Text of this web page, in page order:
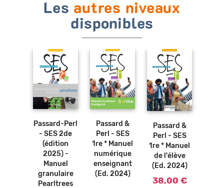
Les autres niveaux
disponibles
Passard-Perl
- SES 2de
(édition
2025) -
Manuel
granulaire
Pearltrees
Passard &
Perl - SES
1re * Manuel
numérique
enseignant
(Ed. 2024)
Ajouter
au
Passard &
Perl - SES
1re * Manuel
de l'élève
(Ed. 2024)
38,00 €